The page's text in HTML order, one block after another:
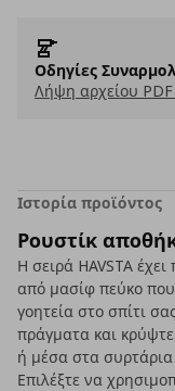
Οδηγίες
Λήψη αρχείου
Ιστορία προϊόντος
Ρουστίκ
Η σειρά HAVSTA
από μασίφ πεύκο που
γοητεία στο σπίτι
πράγματα και
ή μέσα στα
Επιλέξτε να